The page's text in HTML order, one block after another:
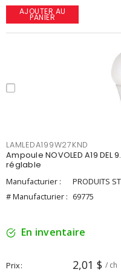
AJOUTER AU
PANIER
LAMLEDA199W27KND
Ampoule NOVOLED A19 DEL
réglable
Manufacturier :
PRODUITS
# Manufacturier : 69775
En inventaire
Prix 2,01 $ / ch